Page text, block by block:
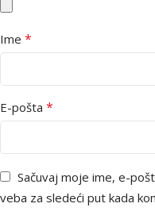
Ime *
E-pošta *
Sačuvaj moje ime, e-
veba za sledeći put kada